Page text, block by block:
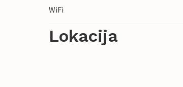
WiFi
Lokacija